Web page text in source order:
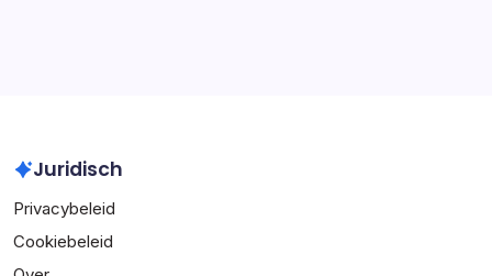
Juridisch
Privacybeleid
Cookiebeleid